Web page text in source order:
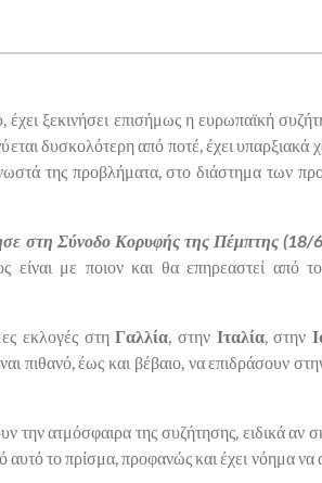
έχει ξεκινήσει επισήμως η ευρωπαϊκή
δυσκολότερη από ποτέ, έχει υπαρξιακά
της προβλήματα, στο διάστημα των
στη Σύνοδο Κορυφής της Πέμπτης (18/
είναι με ποιον και θα επηρεαστεί από
εκλογές στηΓαλλία, στην Ιταλία, στην
πιθανό, έως και βέβαιο, να επιδράσουν
ατμόσφαιρα της συζήτησης, ειδικά αν
το πρίσμα, προφανώς και έχει νόημα να